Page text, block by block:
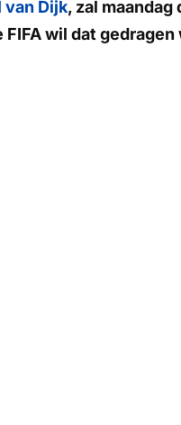
van Dijk, zal
wil dat